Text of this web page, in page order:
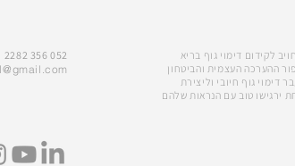
לקידום דימוי גוף בריא
פועלת מזה 23 שנים לשיפור ההערכה העצמית והביטחון
דימוי גוף חיובי וליצירת
ירגישו טוב עם הנראות שלהם
052 356 2282